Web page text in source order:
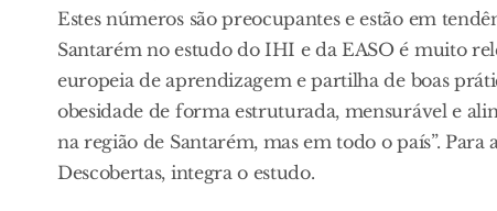
Estes números são preocupantes e estão em
Santarém no estudo do IHI e da EASO é muito
europeia de aprendizagem e partilha de boas
obesidade de forma estruturada, mensurável e
na região de Santarém, mas em todo o país”.
Descobertas, integra o estudo.